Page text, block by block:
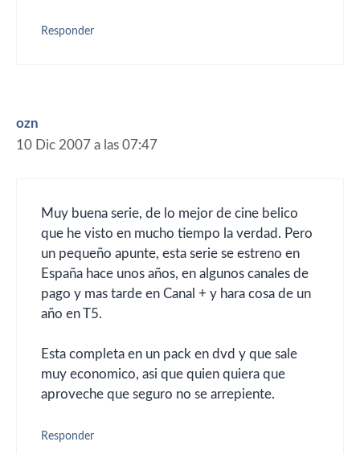
Responder
ozn
10 Dic 2007 a las 07:47
Muy buena serie, de lo mejor de cine belico
que he visto en mucho tiempo la verdad. Pero
un pequeño apunte, esta serie se estreno en
España hace unos años, en algunos canales de
pago y mas tarde en Canal + y hara cosa de un
año en T5.
Esta completa en un pack en dvd y que sale
muy economico, asi que quien quiera que
aproveche que seguro no se arrepiente.
Responder